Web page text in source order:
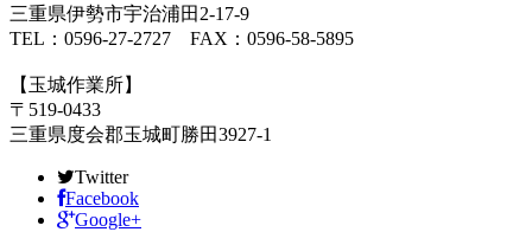
三重県伊勢市宇治浦田2-17-9
TEL：0596-27-2727 FAX：0596-58-5895
【玉城作業所】
〒519-0433
三重県度会郡玉城町勝田3927-1
Twitter
Facebook
Google+